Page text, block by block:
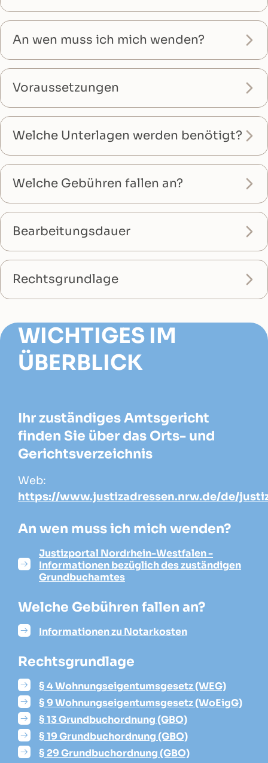
An wen muss ich mich wenden?
Voraussetzungen
Welche Unterlagen werden benötigt?
Welche Gebühren fallen an?
Bearbeitungsdauer
Rechtsgrundlage
WICHTIGES IM
ÜBERBLICK
Ihr zuständiges Amtsgericht
finden Sie über das Orts- und
Gerichtsverzeichnis
Web:
https://www.justizadressen.nrw.de/de/
An wen muss ich mich wenden?
Justizportal Nordrhein-Westfalen -
Informationen bezüglich des zuständigen
Grundbuchamtes
Welche Gebühren fallen an?
Informationen zu Notarkosten
Rechtsgrundlage
§ 4 Wohnungseigentumsgesetz (WEG)
§ 9 Wohnungseigentumsgesetz (WoEigG)
§ 13 Grundbuchordnung (GBO)
§ 19 Grundbuchordnung (GBO)
§ 29 Grundbuchordnung (GBO)